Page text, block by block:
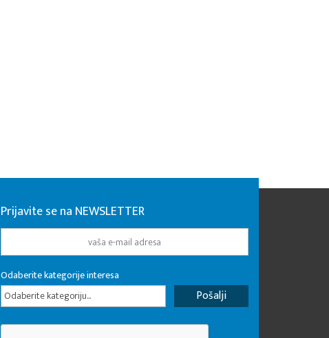
Prijavite se na NEWSLETTER
Odaberite kategorije interesa
Odaberite kategoriju...